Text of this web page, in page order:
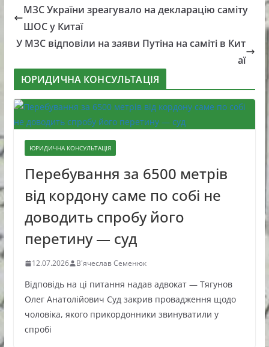
МЗС України зреагувало на декларацію саміту
ШОС у Китаї
У МЗС відповіли на заяви Путіна на саміті в Кит
аї
ЮРИДИЧНА КОНСУЛЬТАЦІЯ
ЮРИДИЧНА КОНСУЛЬТАЦІЯ
Перебування за 6500 метрів
від кордону саме по собі не
доводить спробу його
перетину — суд
12.07.2026 В'ячеслав Семенюк
Відповідь на ці питання надав адвокат — Тягунов
Олег Анатолійович Суд закрив провадження щодо
чоловіка, якого прикордонники звинуватили у
спробі